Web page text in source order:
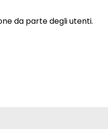
da parte degli utenti.